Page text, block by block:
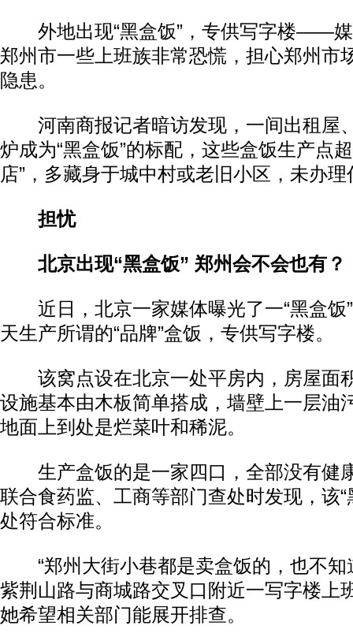
外地出现“黑盒饭”，专供写字楼——媒
郑州市一些上班族非常恐慌，担心郑州市
隐患。
河南商报记者暗访发现，一间出租屋
炉成为“黑盒饭”的标配，这些盒饭生产点
店”，多藏身于城中村或老旧小区，未办
担忧
北京出现“黑盒饭” 郑州会不会也有？
近日，北京一家媒体曝光了一“黑盒饭
天生产所谓的“品牌”盒饭，专供写字楼。
该窝点设在北京一处平房内，房屋面
设施基本由木板简单搭成，墙壁上一层油
地面上到处是烂菜叶和稀泥。
生产盒饭的是一家四口，全部没有健
联合食药监、工商等部门查处时发现，该“
处符合标准。
“郑州大街小巷都是卖盒饭的，也不知
紫荆山路与商城路交叉口附近一写字楼上
她希望相关部门能展开排查。